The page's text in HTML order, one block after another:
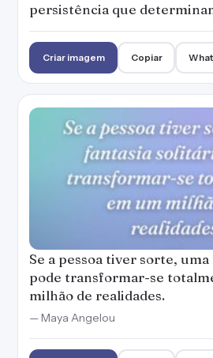
persistência que
Criar imagem Copiar
Se a pessoa tiver sorte,
pode transformar-se
milhão de realidades.
— Maya Angelou